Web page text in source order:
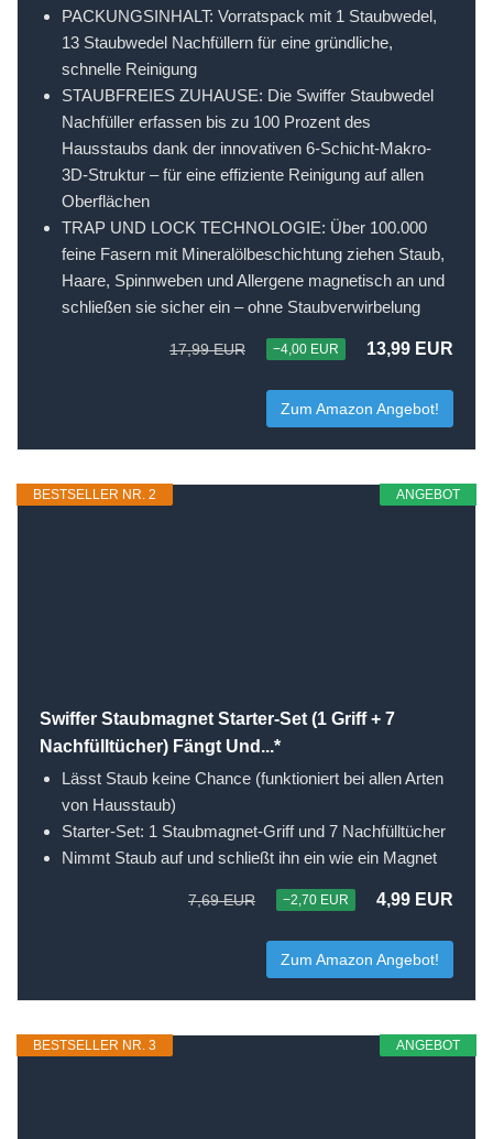
PACKUNGSINHALT: Vorratspack mit 1 Staubwedel,
13 Staubwedel Nachfüllern für eine gründliche,
schnelle Reinigung
STAUBFREIES ZUHAUSE: Die Swiffer Staubwedel
Nachfüller erfassen bis zu 100 Prozent des
Hausstaubs dank der innovativen 6-Schicht-Makro-
3D-Struktur – für eine effiziente Reinigung auf allen
Oberflächen
TRAP UND LOCK TECHNOLOGIE: Über 100.000
feine Fasern mit Mineralölbeschichtung ziehen Staub,
Haare, Spinnweben und Allergene magnetisch an und
schließen sie sicher ein – ohne Staubverwirbelung
17,99 EUR −4,00 EUR 13,99 EUR
Zum Amazon Angebot!
ANGEBOT
BESTSELLER NR. 2
Swiffer Staubmagnet Starter-Set (1 Griff + 7
Nachfülltücher) Fängt Und...*
Lässt Staub keine Chance (funktioniert bei allen Arten
von Hausstaub)
Starter-Set: 1 Staubmagnet-Griff und 7 Nachfülltücher
Nimmt Staub auf und schließt ihn ein wie ein Magnet
7,69 EUR −2,70 EUR 4,99 EUR
Zum Amazon Angebot!
ANGEBOT
BESTSELLER NR. 3